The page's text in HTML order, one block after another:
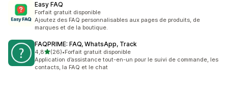
Easy FAQ
Forfait gratuit disponible
Ajoutez des FAQ personnalisables aux pages de produits, de
marques et de la boutique.
FAQPRIME: FAQ, WhatsApp, Track
4,8étoile(s) sur 5
(26)
26 avis au total
•Forfait gratuit disponible
Application d’assistance tout-en-un pour le suivi de commande, les
contacts, la FAQ et le chat